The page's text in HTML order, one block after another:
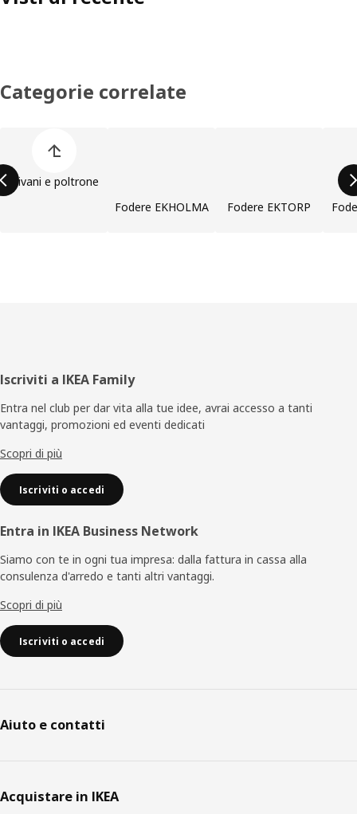
Categorie correlate
Divani e poltrone
Fodere EKHOLMA
Fodere EKTORP
Piè
di
pagina
Iscriviti a IKEA Family
Entra nel club per dar vita alla tue idee, avrai accesso a tanti
vantaggi, promozioni ed eventi dedicati
Scopri di più
Iscriviti o accedi
Entra in IKEA Business Network
Siamo con te in ogni tua impresa: dalla fattura in cassa alla
consulenza d'arredo e tanti altri vantaggi.
Scopri di più
Iscriviti o accedi
Aiuto e contatti
Acquistare in IKEA